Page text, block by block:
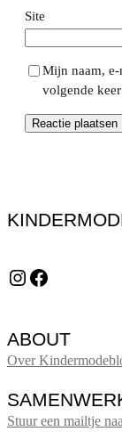
Site
Mijn naam, e-
volgende
Instagram Facebook
ABOUT
Over
Stuur een mailtje